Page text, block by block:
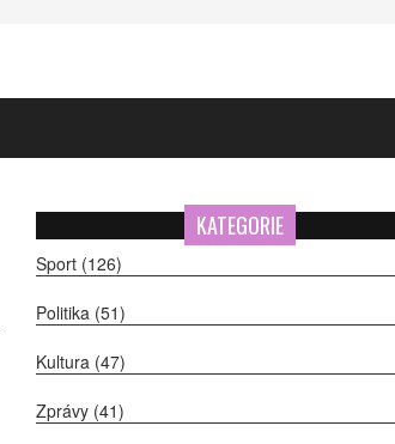
KATEGORIE
Sport (126)
Politika (51)
Kultura (47)
Zprávy (41)